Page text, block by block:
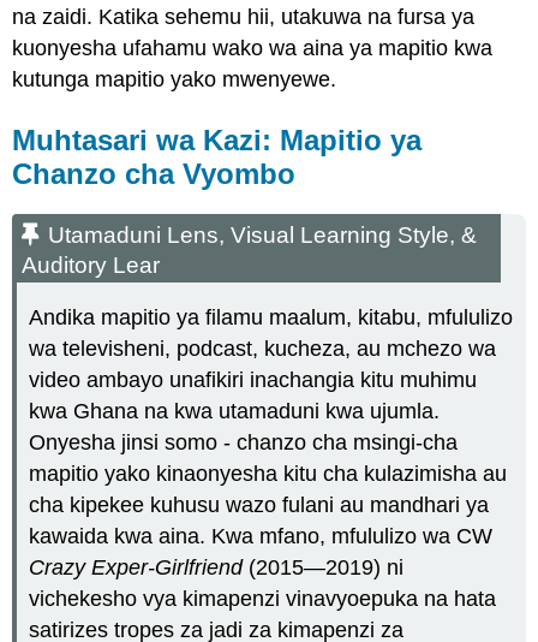
na zaidi. Katika sehemu hii, utakuwa na fursa ya
kuonyesha ufahamu wako wa aina ya mapitio kwa
kutunga mapitio yako mwenyewe.
Muhtasari wa Kazi: Mapitio ya
Chanzo cha Vyombo
Utamaduni Lens, Visual Learning Style, &
Auditory Lear
Andika mapitio ya filamu maalum, kitabu, mfululizo
wa televisheni, podcast, kucheza, au mchezo wa
video ambayo unafikiri inachangia kitu muhimu
kwa Ghana na kwa utamaduni kwa ujumla.
Onyesha jinsi somo - chanzo cha msingi-cha
mapitio yako kinaonyesha kitu cha kulazimisha au
cha kipekee kuhusu wazo fulani au mandhari ya
kawaida kwa aina. Kwa mfano, mfululizo wa CW
Crazy Exper-Girlfriend(2015—2019) ni
vichekesho vya kimapenzi vinavyoepuka na hata
satirizes tropes za jadi za kimapenzi za